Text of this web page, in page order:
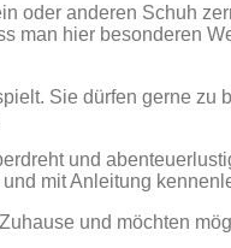
oder anderen Schuh
man hier besonderen
Sie dürfen gerne
und
mit Anleitung
und möchten